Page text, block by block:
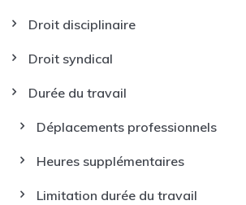
Droit disciplinaire
Droit syndical
Durée du travail
Déplacements professionnels
Heures supplémentaires
Limitation durée du travail